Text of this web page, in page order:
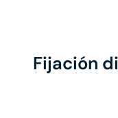
Fijación